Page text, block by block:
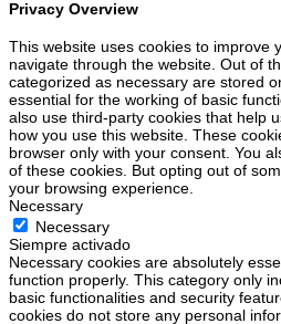
Privacy Overview
This website uses cookies to improve
navigate through the website. Out of
categorized as necessary are stored
essential for the working of basic
also use third-party cookies that help
how you use this website. These
browser only with your consent. You
of these cookies. But opting out of
your browsing experience.
Necessary
Necessary
Siempre activado
Necessary cookies are absolutely
function properly. This category only
basic functionalities and security
cookies do not store any personal